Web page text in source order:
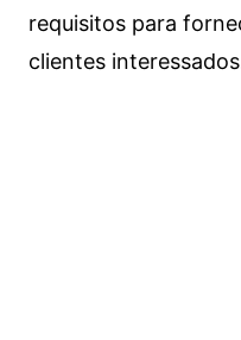
requisitos para
clientes